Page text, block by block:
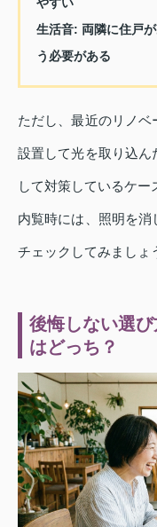
生活音: 両隣に住戸
う必要がある
ただし、最近のリノ
設置して光を取り込ん
して対策しているケー
内覧時には、照明を
チェックしてみましょ
後悔しない選
はどっち？